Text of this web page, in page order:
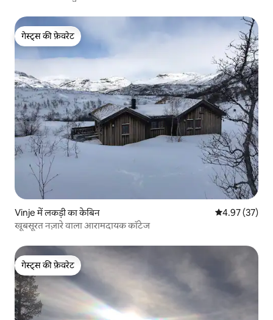
गेस्ट्स की फ़ेवरेट
गेस्ट्स की फ़ेवरेट
Vinje में लकड़ी का केबिन औसत रेटिंग 5 में
4.97 (37)
खूबसूरत नज़ारे वाला आरामदायक कॉटेज
गेस्ट्स की फ़ेवरेट
गेस्ट्स की फ़ेवरेट